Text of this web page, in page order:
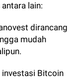
lain:
dirancang
mudah
Bitcoin